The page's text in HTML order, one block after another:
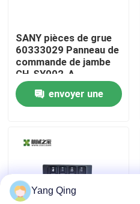
Contactez-nous
Demandez une citation
Grues tout-terrain
SANY pièces de grue
60333029 Panneau de
commande de jambe
GH-SY002-A
envoyer une
Yang Qing